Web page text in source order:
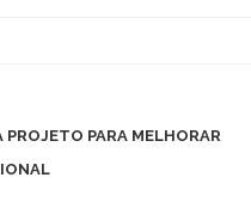
PROJETO PARA MELHORAR